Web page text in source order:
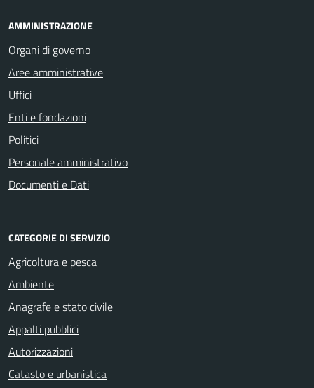
AMMINISTRAZIONE
Organi di governo
Aree amministrative
Uffici
Enti e fondazioni
Politici
Personale amministrativo
Documenti e Dati
CATEGORIE DI SERVIZIO
Agricoltura e pesca
Ambiente
Anagrafe e stato civile
Appalti pubblici
Autorizzazioni
Catasto e urbanistica